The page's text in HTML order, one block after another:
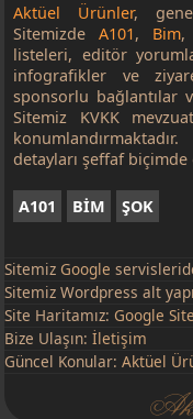
Aktüel Ürünler,
SitemizdeA101, Bim,
listeleri, editör
infografikler ve
sponsorlu bağlantılar
Sitemiz KVKK
konumlandırmaktadır.
detayları şeffaf
A101 BİM ŞOK
Sitemiz Google
Sitemiz Wordpress alt
Site Haritamız: Google
Bize Ulaşın:İletişim
Güncel Konular:Aktüel